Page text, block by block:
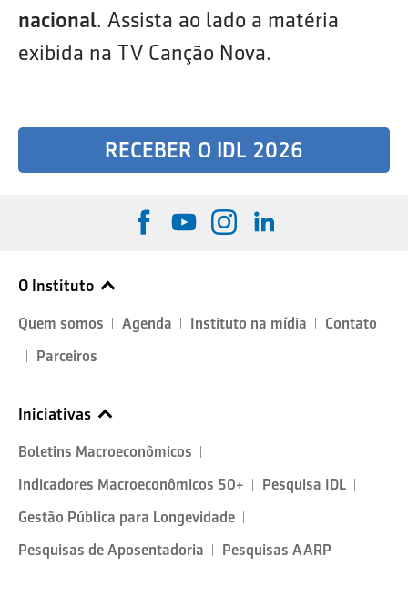
nacional. Assista ao lado a matéria
exibida na TV Canção Nova.
RECEBER O IDL 2026
O Instituto
Quem somos Agenda Instituto na mídia
Contato
Parceiros
Iniciativas
Boletins Macroeconômicos
Indicadores Macroeconômicos 50+
Pesquisa IDL
Gestão Pública para Longevidade
Pesquisas de Aposentadoria
Pesquisas AARP